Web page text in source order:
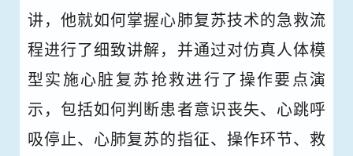
讲，他就如何掌握心肺复苏技术的急救流
程进行了细致讲解，并通过对仿真人体模
型实施心脏复苏抢救进行了操作要点演
示，包括如何判断患者意识丧失、心跳呼
吸停止、心肺复苏的指征、操作环节、救